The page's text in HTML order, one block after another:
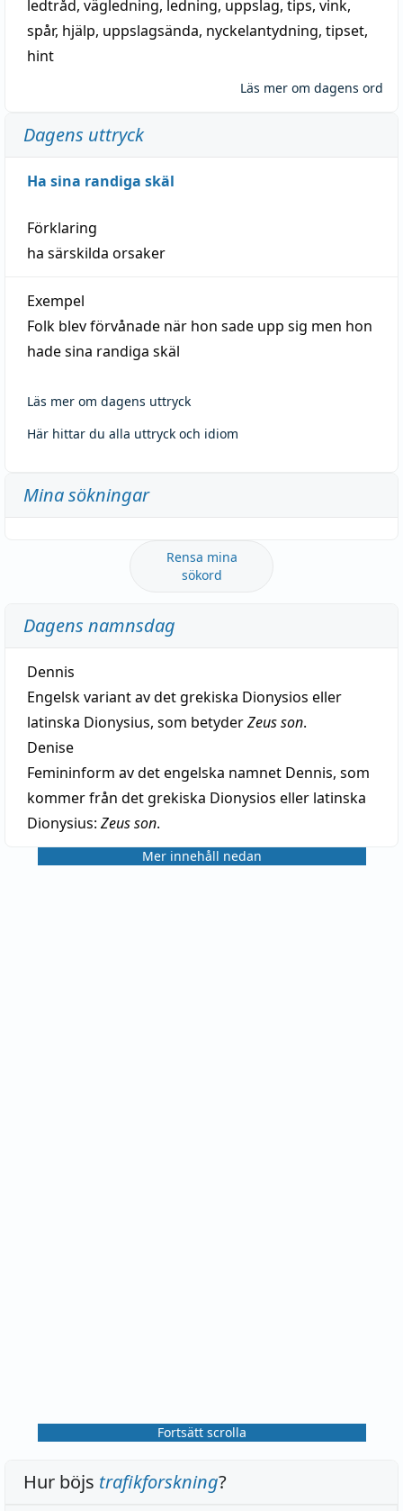
ledtråd, vägledning, ledning, uppslag, tips, vink,
spår, hjälp, uppslagsända, nyckelantydning, tipset,
hint
Läs mer om dagens ord
Dagens uttryck
Ha sina randiga skäl
Förklaring
ha särskilda orsaker
Exempel
Folk blev förvånade när hon sade upp sig men hon
hade sina randiga skäl
Läs mer om dagens uttryck
Här hittar du alla uttryck och idiom
Mina sökningar
Rensa mina
sökord
Dagens namnsdag
Dennis
Engelsk variant av det grekiska Dionysios eller
latinska Dionysius, som betyderZeus son.
Denise
Femininform av det engelska namnet Dennis, som
kommer från det grekiska Dionysios eller latinska
Dionysius: Zeus son.
Mer innehåll nedan
Fortsätt scrolla
Hur böjs trafikforskning?